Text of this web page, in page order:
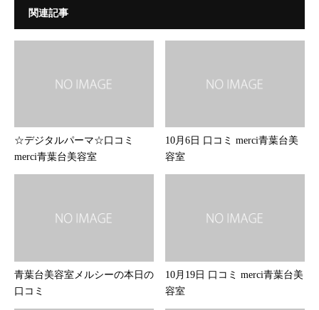
関連記事
☆デジタルパーマ☆口コミ
merci青葉台美容室
10月6日 口コミ merci青葉台美
容室
青葉台美容室メルシーの本日の
口コミ
10月19日 口コミ merci青葉台美
容室